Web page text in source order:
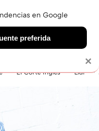
GASTRO SNEAKERS
El Corte Inglés Lidl
×
en Google
preferida